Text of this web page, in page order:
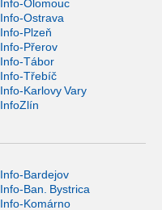
Info-Olomouc
Info-Ostrava
Info-Plzeň
Info-Přerov
Info-Tábor
Info-Třebíč
Info-Karlovy Vary
InfoZlín
Info-Bardejov
Info-Ban. Bystrica
Info-Komárno